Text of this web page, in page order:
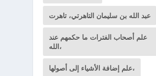
عبد الله بن سليمان التاهرتي، تاهرت
علم أصحاب الفترات ما حكمهم عند
الله،
علم إضافة الأشياء إلى أصولها،